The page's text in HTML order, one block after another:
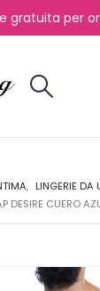
gratuita per
, LINGERIE DA
DESIRE CUERO